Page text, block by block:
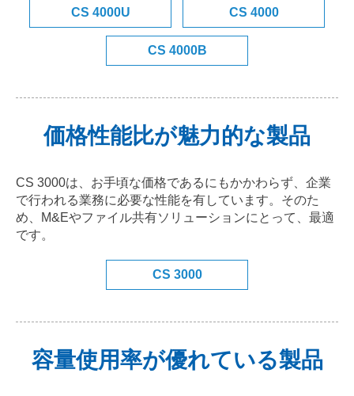
CS 4000U CS 4000
CS 4000B
価格性能比が魅力的な製品
CS 3000は、お手頃な価格であるにもかかわらず、企業
で行われる業務に必要な性能を有しています。そのた
め、M&Eやファイル共有ソリューションにとって、最適
です。
CS 3000
容量使用率が優れている製品